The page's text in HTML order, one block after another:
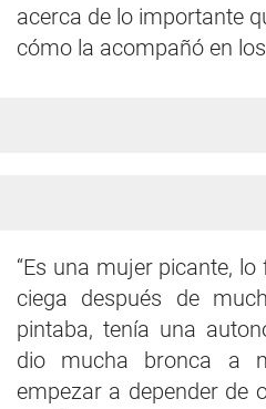
acerca de lo importante
cómo la acompañó en
“Es una mujer picante,
ciega después de
pintaba, tenía una
dio mucha bronca a
empezar a depender de